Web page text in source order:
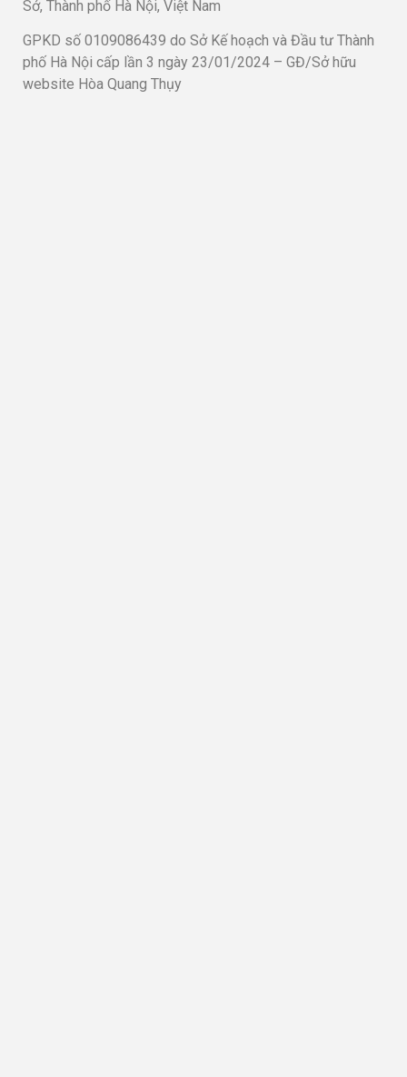
Sở, Thành phố Hà Nội, Việt Nam
GPKD số 0109086439 do Sở Kế hoạch và Đầu tư Thành
phố Hà Nội cấp lần 3 ngày 23/01/2024 – GĐ/Sở hữu
website Hòa Quang Thụy